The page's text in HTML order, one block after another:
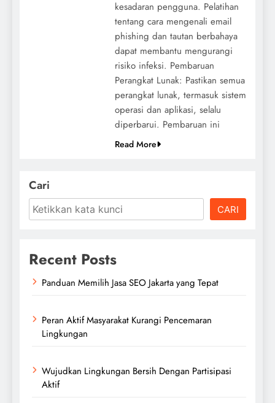
kesadaran pengguna. Pelatihan
tentang cara mengenali email
phishing dan tautan berbahaya
dapat membantu mengurangi
risiko infeksi. Pembaruan
Perangkat Lunak: Pastikan semua
perangkat lunak, termasuk sistem
operasi dan aplikasi, selalu
diperbarui. Pembaruan ini
Read More
Cari
CARI
Recent Posts
Panduan Memilih Jasa SEO Jakarta yang Tepat
Peran Aktif Masyarakat Kurangi Pencemaran
Lingkungan
Wujudkan Lingkungan Bersih Dengan Partisipasi
Aktif